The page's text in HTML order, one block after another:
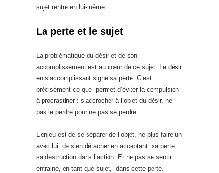
sujet rentre en lui-même.
La perte et le sujet
La problématique du désir et de son
accomplissement est au cœur de ce sujet. Le désir
en s’accomplissant signe sa perte. C’est
précisément ce que permet d’éviter la compulsion
à procrastiner : s’accrocher à l’objet du désir, ne
pas le perdre pour ne pas se perdre.
L’enjeu est de se séparer de l’objet, ne plus faire un
avec lui, de s’en détacher en acceptant sa perte,
sa destruction dans l’action. Et ne pas se sentir
entrainé, en tant que sujet, dans cette perte.